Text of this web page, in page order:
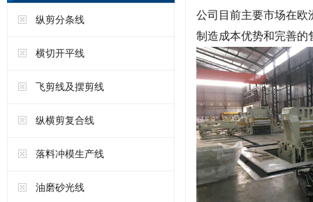
纵剪分条线
横切开平线
飞剪线及摆剪线
纵横剪复合线
落料冲模生产线
油磨砂光线
公司目前主要市场在欧
制造成本优势和完善的